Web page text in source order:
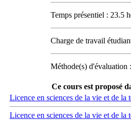
Temps présentiel : 23.5
Charge de travail
Méthode(s) d'évaluation
Ce cours est proposé
Licence en sciences de la vie et de la
Licence en sciences de la vie et de la